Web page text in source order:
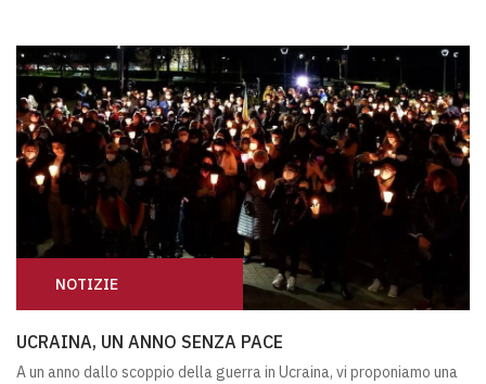
NOTIZIE
UCRAINA, UN ANNO SENZA PACE
A un anno dallo scoppio della guerra in Ucraina, vi proponiamo una